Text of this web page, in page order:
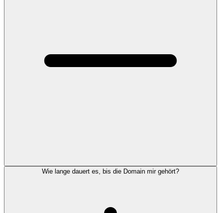
Wie lange dauert es, bis die Domain mir gehört?